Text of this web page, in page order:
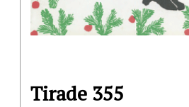
Tirade 355